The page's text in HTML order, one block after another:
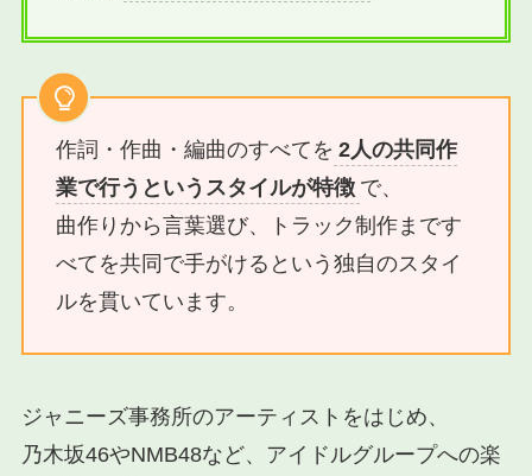
作詞・作曲・編曲のすべてを 2人の共同作
業で行うというスタイルが特徴 で、
曲作りから言葉選び、トラック制作まです
べてを共同で手がけるという独自のスタイ
ルを貫いています。
ジャニーズ事務所のアーティストをはじめ、
乃木坂46やNMB48など、アイドルグループへの楽